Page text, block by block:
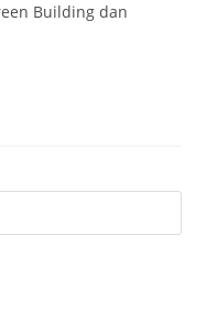
Building dan